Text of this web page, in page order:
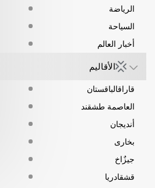
الرياضة
السياحة
أخبار العالم
الأقاليم
قاراقالباقستان
العاصمة طشقند
أنديجان
بخارى
جيزٌاخ
قشقادريا